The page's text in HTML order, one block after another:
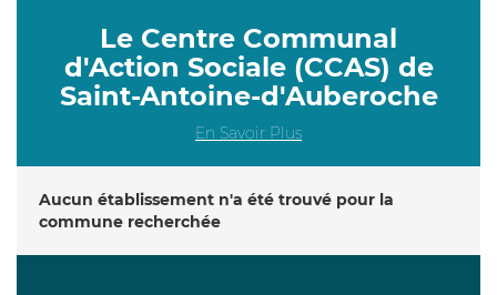
Le Centre Communal
d'Action Sociale (CCAS) de
Saint-Antoine-d'Auberoche
En Savoir Plus
Aucun établissement n'a été trouvé pour la
commune recherchée